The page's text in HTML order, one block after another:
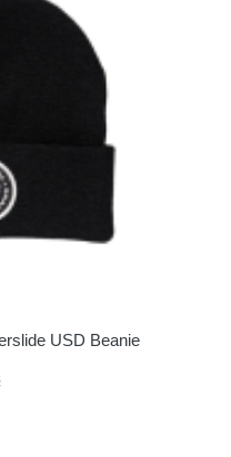
USD Beanie